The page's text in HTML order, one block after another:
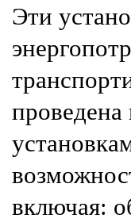
Эти
включая: